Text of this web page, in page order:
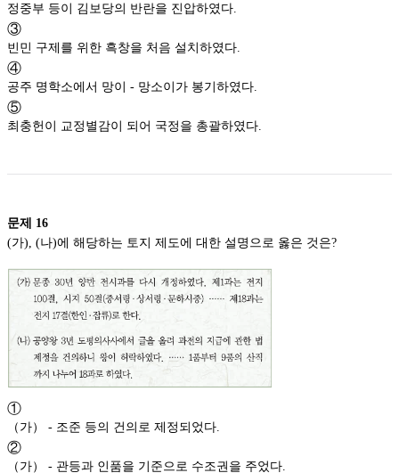
정중부 등이 김보당의 반란을 진압하였다.
③
빈민 구제를 위한 흑창을 처음 설치하였다.
④
공주 명학소에서 망이 - 망소이가 봉기하였다.
⑤
최충헌이 교정별감이 되어 국정을 총괄하였다.
문제 16
(가), (나)에 해당하는 토지 제도에 대한 설명으로 옳은 것은?
①
（가） - 조준 등의 건의로 제정되었다.
②
（가） - 관등과 인품을 기준으로 수조권을 주었다.